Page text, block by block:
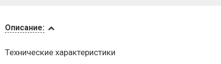
и оплата
Описание:
Технические характеристики